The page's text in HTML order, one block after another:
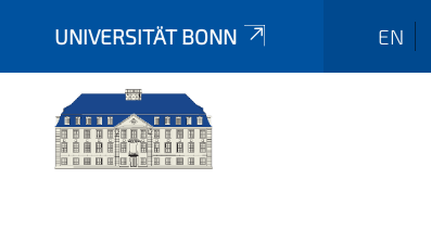
UNIVERSITÄT BONN EN